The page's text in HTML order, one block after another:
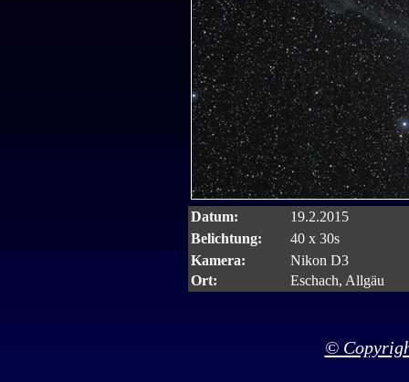
Datum:
19.2.2015
Belichtung:
40 x 30s
Kamera:
Nikon D3
Ort:
Eschach, Allgäu
©